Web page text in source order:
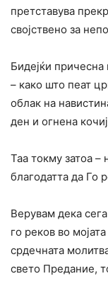
претставува
својствено за
Бидејќи
– како што пеат
облак на
ден и огнена
Таа токму затоа –
благодатта да Го
Верувам дека
го реков во
срдечната
свето Предание,